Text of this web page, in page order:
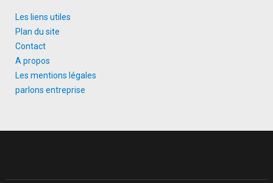
Les liens utiles
Plan du site
Contact
A propos
Les mentions légales
parlons entreprise